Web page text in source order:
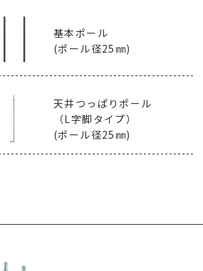
基本ポール
(ポール径25㎜)
天井つっぱりポール
（L字脚タイプ）
(ポール径25㎜)